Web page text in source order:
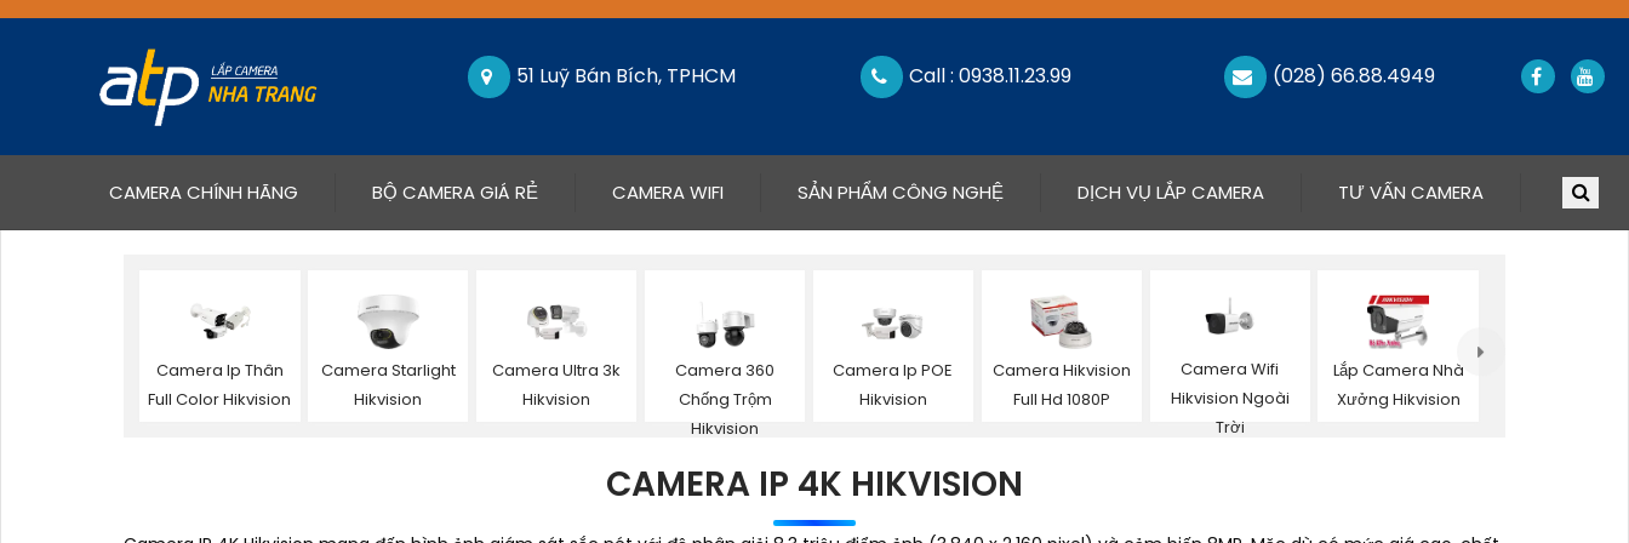
51 Luỹ Bán Bích, TPHCM Call : 0938.11.23.99 (028) 66.88.4949
CAMERA CHÍNH HÃNG(CURRENT)BỘ CAMERA GIÁ RẺ CAMERA WIFI SẢN PHẨM CÔNG NGHỆ DỊCH VỤ LẮP CAMERA TƯ VẤN CAMERA
Camera Ip Thân
Full Color Hikvision
Camera Starlight
Hikvision
Camera Ultra 3k
Hikvision
Camera 360
Chống Trộm
Hikvision
Camera Ip POE
Hikvision
Camera Hikvision
Full Hd 1080P
Camera Wifi
Hikvision Ngoài
Trời
Lắp Camera Nhà
Xưởng Hikvision
CAMERA IP 4K HIKVISION